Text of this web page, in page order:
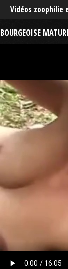
Vidéos zoophilie
BOURGEOISE